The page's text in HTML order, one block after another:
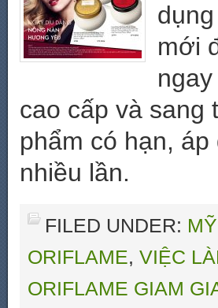
mới
cao cấp và sang
phẩm có hạn,
nhiều lần.
FILED UNDER:
ORIFLAME, VIỆC
ORIFLAME GIAM